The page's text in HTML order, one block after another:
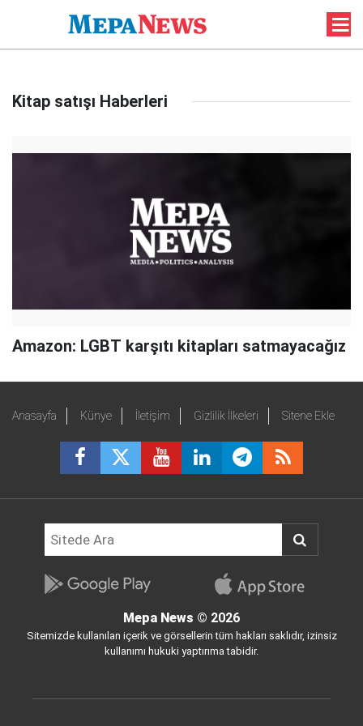
Kitap satışı Haberleri
Amazon: LGBT karşıtı kitapları satmayacağız
Anasayfa Künye İletişim Gizlilik İlkeleri Sitene Ekle
Mepa News © 2026
Sitemizde kullanılan içerik ve görsellerin tüm hakları saklıdır, izinsiz
kullanımı hukuki yaptırıma tabidir.